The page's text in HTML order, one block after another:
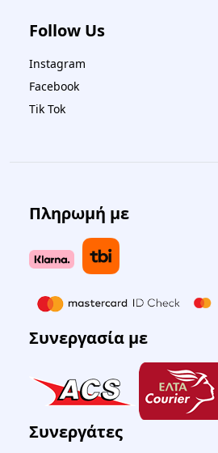
Follow Us
Instagram
Facebook
Tik Tok
Πληρωμή με
Συνεργασία με
Συνεργάτες